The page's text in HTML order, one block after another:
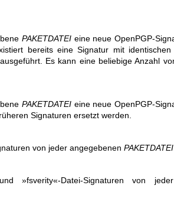
PAKETDATEIeine neue OpenPGP-
bereits eine Signatur mit identischen
Es kann eine beliebige Anzahl
PAKETDATEIeine neue OpenPGP-
Signaturen ersetzt werden.
von jeder angegebenenPAKETDATEI
»fsverity«-Datei-Signaturen von jeder